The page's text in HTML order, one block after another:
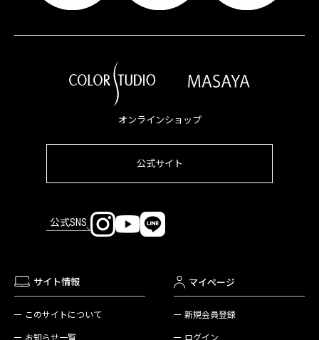
オンラインショップ
公式サイト
公式SNS
サイト情報
このサイトについて
マイページ
新規会員登録
ログイン